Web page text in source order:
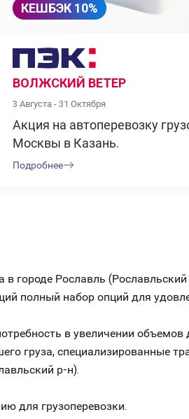
КЕШБЭК 10%
ВОЛЖСКИЙ ВЕТЕР
3 Августа - 31 Октября
Акция на автоперевозку
Москвы в Казань.
Подробнее
городе Рославль
полный набор опций для
в увеличении
груза, специализированные
р-н).
для грузоперевозки.